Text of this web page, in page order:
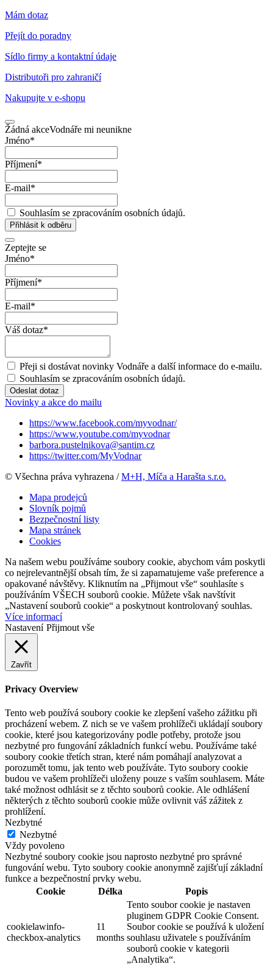
Mám dotaz
Přejít do poradny
Sídlo firmy a kontaktní údaje
Distributoři pro zahraničí
Nakupujte v e-shopu
Žádná akceVodnáře mi neunikne
Jméno*
Příjmení*
E-mail*
Souhlasím se zpracováním osobních údajů.
Přihlásit k odběru
Zeptejte se
Jméno*
Příjmení*
E-mail*
Váš dotaz*
Přeji si dostávat novinky Vodnáře a další informace do e-mailu.
Souhlasím se zpracováním osobních údajů.
Odeslat dotaz
Novinky a akce do mailu
https://www.facebook.com/myvodnar/
https://www.youtube.com/myvodnar
barbora.pustelnikova@santim.cz
https://twitter.com/MyVodnar
© Všechna práva vyhrazena /M+H, Míča a Harašta s.r.o.
Mapa prodejců
Slovník pojmů
Bezpečnostní listy
Mapa stránek
Cookies
Na našem webu používáme soubory cookie, abychom vám poskytli
co nejrelevantnější obsah tím, že si zapamatujeme vaše preference a
opakované návštěvy. Kliknutím na „Přijmout vše“ souhlasíte s
používáním VŠECH souborů cookie. Můžete však navštívit
„Nastavení souborů cookie“ a poskytnout kontrolovaný souhlas.
Více informací
Nastavení Přijmout vše
Zavřít
Privacy Overview
Tento web používá soubory cookie ke zlepšení vašeho zážitku při
procházení webem. Z nich se ve vašem prohlížeči ukládají soubory
cookie, které jsou kategorizovány podle potřeby, protože jsou
nezbytné pro fungování základních funkcí webu. Používáme také
soubory cookie třetích stran, které nám pomáhají analyzovat a
porozumět tomu, jak tento web používáte. Tyto soubory cookie
budou ve vašem prohlížeči uloženy pouze s vaším souhlasem. Máte
také možnost odhlásit se z těchto souborů cookie. Ale odhlášení
některých z těchto souborů cookie může ovlivnit váš zážitek z
prohlížení.
Nezbytné
Nezbytné
Vždy povoleno
Nezbytné soubory cookie jsou naprosto nezbytné pro správné
fungování webu. Tyto soubory cookie anonymně zajišťují základní
funkce a bezpečnostní prvky webu.
Cookie
Délka Popis
cookielawinfo-
checkbox-analytics
11
months
Tento soubor cookie je nastaven
pluginem GDPR Cookie Consent.
Soubor cookie se používá k uložení
souhlasu uživatele s používáním
souborů cookie v kategorii
„Analytika“.